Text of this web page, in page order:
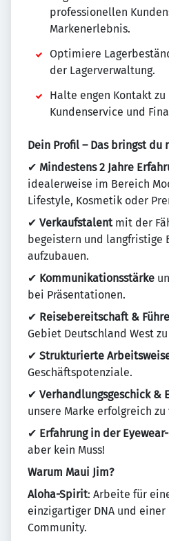
professionellen
Markenerlebnis.
Optimiere
der Lagerverwaltung.
Halte engen Kontakt zu
Kundenservice und
Dein Profil – Das bringst du
✔ Mindestens 2 Jahre
idealerweise im Bereich
Lifestyle, Kosmetik oder
✔ Verkaufstalentmit der
begeistern und langfristige
aufzubauen.
✔ Kommunikationsstärke
bei Präsentationen.
✔ Reisebereitschaft &
Gebiet Deutschland West
✔ Strukturierte
Geschäftspotenziale.
✔ Verhandlungsgeschick &
unsere Marke erfolgreich
✔ Erfahrung in der
aber kein Muss!
Warum Maui Jim?
Aloha-Spirit: Arbeite für
einzigartiger DNA und
Community.